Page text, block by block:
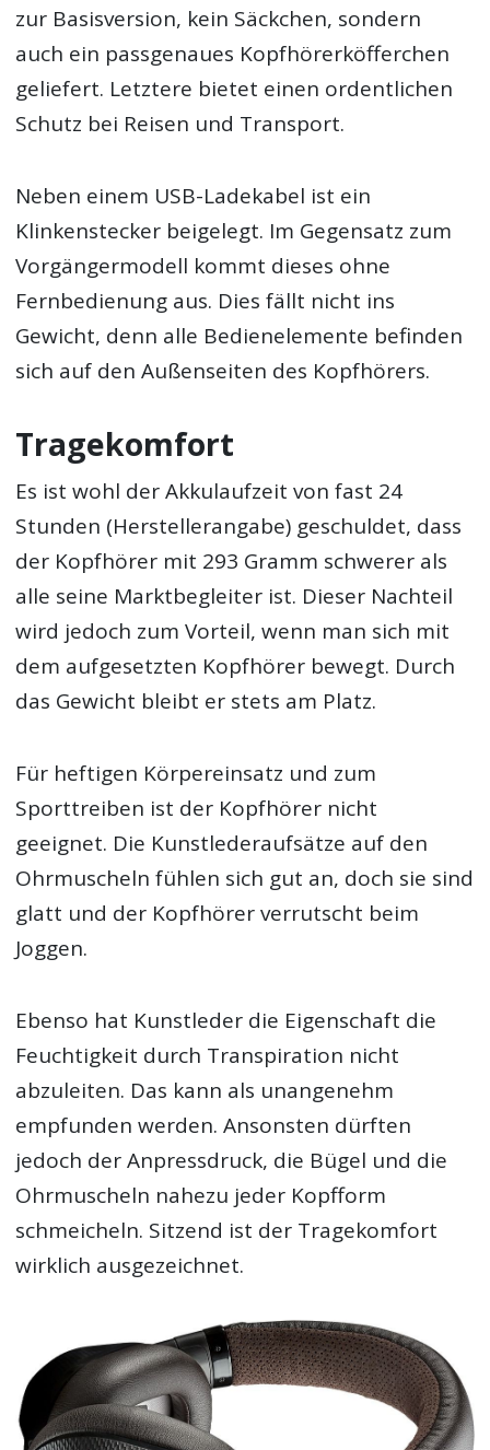
zur Basisversion, kein Säckchen, sondern
auch ein passgenaues Kopfhörerköfferchen
geliefert. Letztere bietet einen ordentlichen
Schutz bei Reisen und Transport.
Neben einem USB-Ladekabel ist ein
Klinkenstecker beigelegt. Im Gegensatz zum
Vorgängermodell kommt dieses ohne
Fernbedienung aus. Dies fällt nicht ins
Gewicht, denn alle Bedienelemente befinden
sich auf den Außenseiten des Kopfhörers.
Tragekomfort
Es ist wohl der Akkulaufzeit von fast 24
Stunden (Herstellerangabe) geschuldet, dass
der Kopfhörer mit 293 Gramm schwerer als
alle seine Marktbegleiter ist. Dieser Nachteil
wird jedoch zum Vorteil, wenn man sich mit
dem aufgesetzten Kopfhörer bewegt. Durch
das Gewicht bleibt er stets am Platz.
Für heftigen Körpereinsatz und zum
Sporttreiben ist der Kopfhörer nicht
geeignet. Die Kunstlederaufsätze auf den
Ohrmuscheln fühlen sich gut an, doch sie sind
glatt und der Kopfhörer verrutscht beim
Joggen.
Ebenso hat Kunstleder die Eigenschaft die
Feuchtigkeit durch Transpiration nicht
abzuleiten. Das kann als unangenehm
empfunden werden. Ansonsten dürften
jedoch der Anpressdruck, die Bügel und die
Ohrmuscheln nahezu jeder Kopfform
schmeicheln. Sitzend ist der Tragekomfort
wirklich ausgezeichnet.